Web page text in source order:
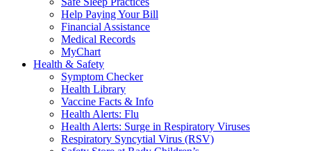
Help Paying Your Bill
Financial Assistance
Medical Records
MyChart
Health & Safety
Symptom Checker
Health Library
Vaccine Facts & Info
Health Alerts: Flu
Health Alerts: Surge in Respiratory Viruses
Respiratory Syncytial Virus (RSV)